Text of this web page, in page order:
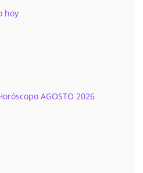
hoy
AGOSTO 2026